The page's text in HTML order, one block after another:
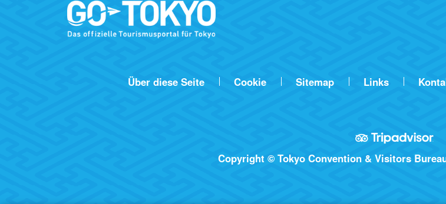
Über diese Seite Cookie Sitemap Links
Copyright © Tokyo Convention & Visitors